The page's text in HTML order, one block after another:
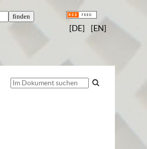
[DE] [EN]